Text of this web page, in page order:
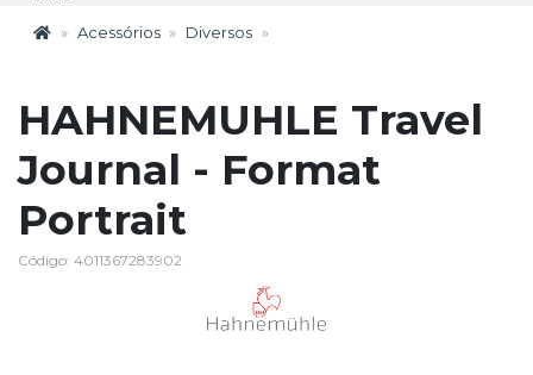
Acessórios Diversos
HAHNEMUHLE Travel
Journal - Format
Portrait
Código: 4011367283902